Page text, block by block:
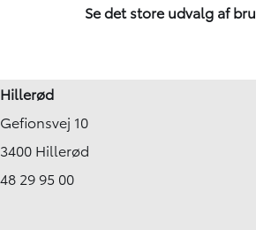
Se det store udvalg af
Hillerød
Gefionsvej 10
3400 Hillerød
48 29 95 00